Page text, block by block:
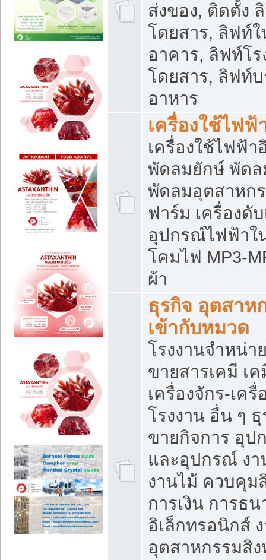
ส่งของ, ติดตั้ง
โดยสาร, ลิฟท์
อาคาร, ลิฟท์โ
โดยสาร, ลิฟท์
อาหาร
เครื่องใช้ไฟฟ้
เครื่องใช้ไฟฟ้า
พัดลมยักษ์ พัด
พัดลมอุตสาหก
ฟาร์ม เครื่องดั
อุปกรณ์ไฟฟ้าใ
โคมไฟ MP3-
ผ้า
ธุรกิจ อุตสาห
เข้ากับหมวด
โรงงานจำหน่
ขายสารเคมี เ
เครื่องจักร-เค
โรงงาน อื่น ๆ
ขายกิจการ อุป
และอุปกรณ์ ง
งานไม้ ควบคุม
การเงิน การธ
อิเล็กทรอนิกส์
อุตสาหกรรมสิ